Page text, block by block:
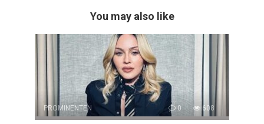
You may also like
PROMINENTEN 0 608